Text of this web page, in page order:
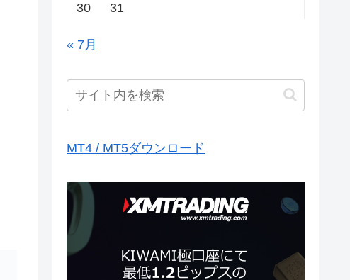
30
31
« 7月
MT4 / MT5ダウンロード